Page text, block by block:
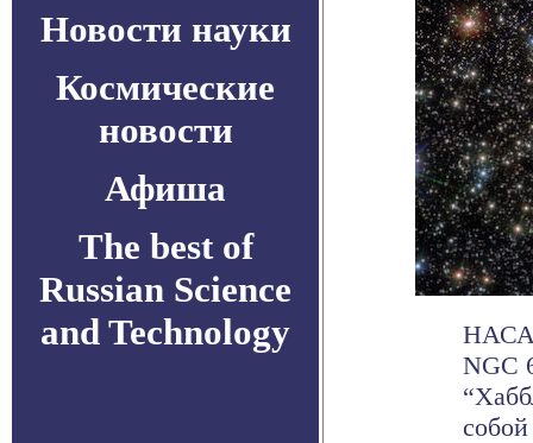
Новости науки
Космические
новости
Афиша
The best of
Russian Science
and Technology
НАСА
NGC